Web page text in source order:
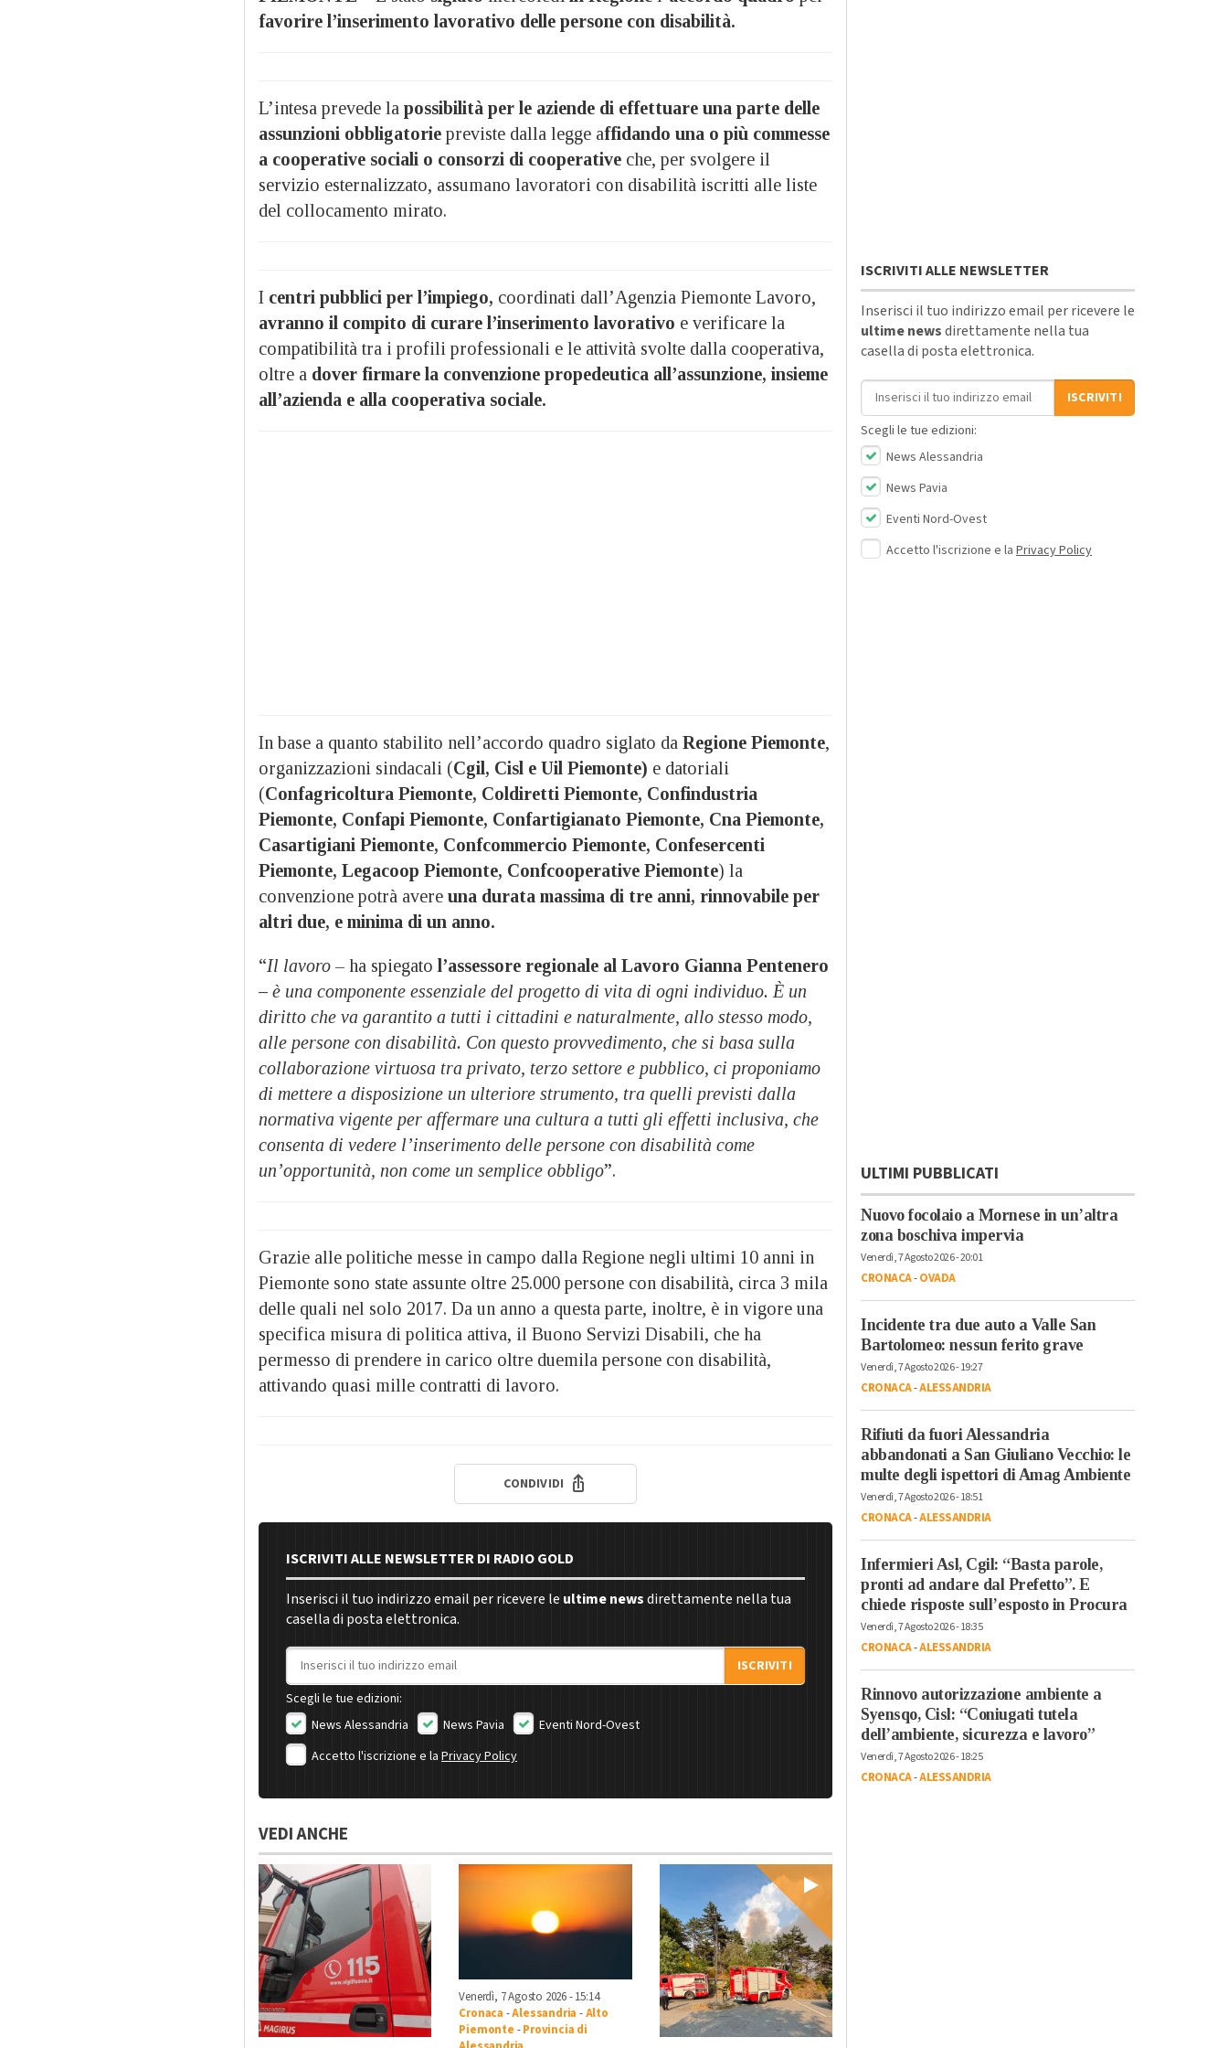
favorire l’inserimento lavorativo delle persone con disabilità.
L’intesa prevede la possibilità per le aziende di effettuare una parte delle
assunzioni obbligatorie previste dalla legge affidando una o più commesse
a cooperative sociali o consorzi di cooperative che, per svolgere il
servizio esternalizzato, assumano lavoratori con disabilità iscritti alle liste
del collocamento mirato.
I centri pubblici per l’impiego, coordinati dall’Agenzia Piemonte Lavoro,
avranno il compito di curare l’inserimento lavorativo e verificare la
compatibilità tra i profili professionali e le attività svolte dalla cooperativa,
oltre a dover firmare la convenzione propedeutica all’assunzione, insieme
all’azienda e alla cooperativa sociale.
In base a quanto stabilito nell’accordo quadro siglato da Regione Piemonte,
organizzazioni sindacali (Cgil, Cisl e Uil Piemonte) e datoriali
(Confagricoltura Piemonte, Coldiretti Piemonte, Confindustria
Piemonte, Confapi Piemonte, Confartigianato Piemonte, Cna Piemonte,
Casartigiani Piemonte, Confcommercio Piemonte, Confesercenti
Piemonte, Legacoop Piemonte, Confcooperative Piemonte) la
convenzione potrà avere una durata massima di tre anni, rinnovabile per
altri due, e minima di un anno.
“Il lavoro – ha spiegato l’assessore regionale al Lavoro Gianna Pentenero
– è una componente essenziale del progetto di vita di ogni individuo. È un
diritto che va garantito a tutti i cittadini e naturalmente, allo stesso modo,
alle persone con disabilità. Con questo provvedimento, che si basa sulla
collaborazione virtuosa tra privato, terzo settore e pubblico, ci proponiamo
di mettere a disposizione un ulteriore strumento, tra quelli previsti dalla
normativa vigente per affermare una cultura a tutti gli effetti inclusiva, che
consenta di vedere l’inserimento delle persone con disabilità come
un’opportunità, non come un semplice obbligo”.
Grazie alle politiche messe in campo dalla Regione negli ultimi 10 anni in
Piemonte sono state assunte oltre 25.000 persone con disabilità, circa 3 mila
delle quali nel solo 2017. Da un anno a questa parte, inoltre, è in vigore una
specifica misura di politica attiva, il Buono Servizi Disabili, che ha
permesso di prendere in carico oltre duemila persone con disabilità,
attivando quasi mille contratti di lavoro.
CONDIVIDI
ISCRIVITI ALLE NEWSLETTER DI RADIO GOLD
Inserisci il tuo indirizzo email per ricevere le ultime newsdirettamente nella tua
casella di posta elettronica.
Indirizzo email
ISCRIVITI
Scegli le tue edizioni:
News Alessandria
News Pavia
Eventi Nord-Ovest
Accetto l'iscrizione e la Privacy Policy
VEDI ANCHE
Venerdì, 7 Agosto 2026 - 15:14
Cronaca -Alessandria -Alto
Piemonte -Provincia di
ISCRIVITI ALLE NEWSLETTER
Inserisci il tuo indirizzo email per ricevere le
ultime newsdirettamente nella tua
casella di posta elettronica.
Indirizzo email
ISCRIVITI
Scegli le tue edizioni:
News Alessandria
News Pavia
Eventi Nord-Ovest
Accetto l'iscrizione e la Privacy Policy
ULTIMI PUBBLICATI
Nuovo focolaio a Mornese in un’altra
zona boschiva impervia
Venerdì, 7 Agosto 2026 - 20:01
CRONACA-OVADA
Incidente tra due auto a Valle San
Bartolomeo: nessun ferito grave
Venerdì, 7 Agosto 2026 - 19:27
CRONACA-ALESSANDRIA
Rifiuti da fuori Alessandria
abbandonati a San Giuliano Vecchio: le
multe degli ispettori di Amag Ambiente
Venerdì, 7 Agosto 2026 - 18:51
CRONACA-ALESSANDRIA
Infermieri Asl, Cgil: “Basta parole,
pronti ad andare dal Prefetto”. E
chiede risposte sull’esposto in Procura
Venerdì, 7 Agosto 2026 - 18:35
CRONACA-ALESSANDRIA
Rinnovo autorizzazione ambiente a
Syensqo, Cisl: “Coniugati tutela
dell’ambiente, sicurezza e lavoro”
Venerdì, 7 Agosto 2026 - 18:25
CRONACA-ALESSANDRIA